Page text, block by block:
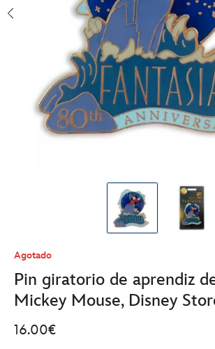
Agotado
Pin giratorio de aprendiz
Mickey Mouse, Disney
16.00€